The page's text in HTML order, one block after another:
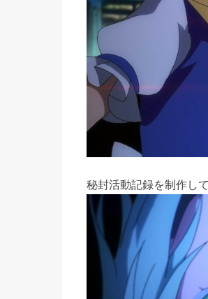
秘封活動記録を制作し